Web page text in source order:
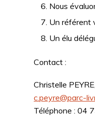
Nous
Un référent
Un élu
Contact :
Christelle
c.peyre@parc-
Téléphone : 04